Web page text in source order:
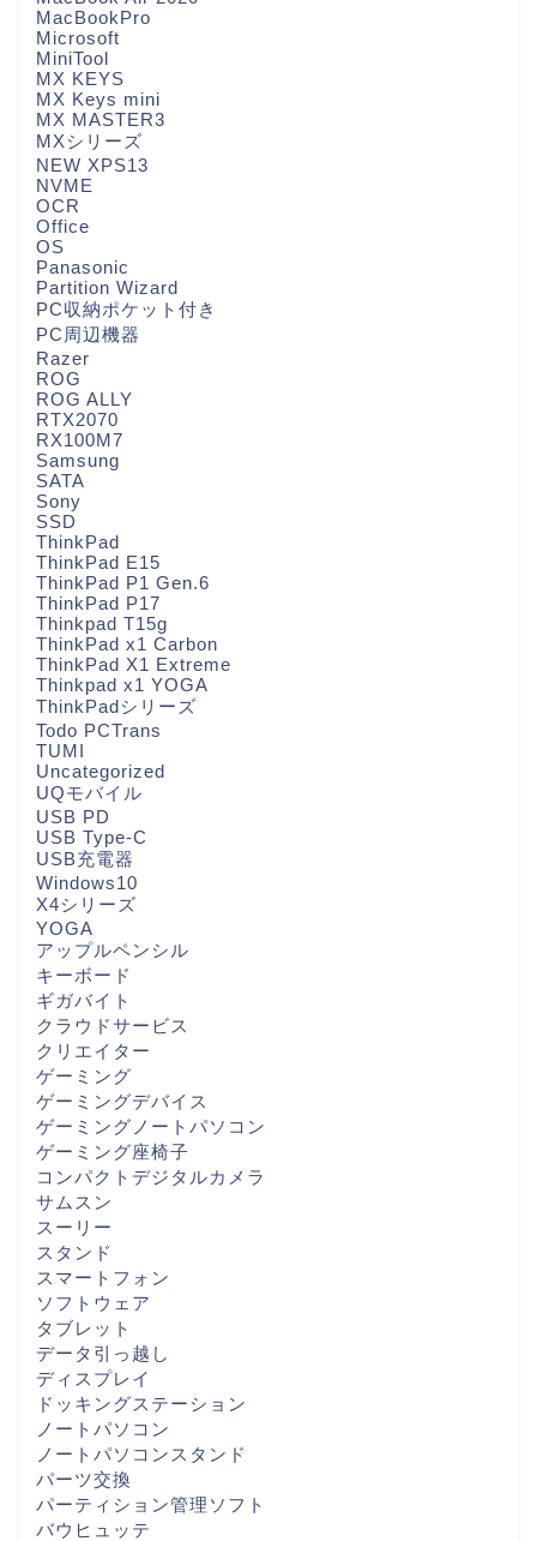
MacBookPro
Microsoft
MiniTool
MX KEYS
MX Keys mini
MX MASTER3
MXシリーズ
NEW XPS13
NVME
OCR
Office
OS
Panasonic
Partition Wizard
PC収納ポケット付き
PC周辺機器
Razer
ROG
ROG ALLY
RTX2070
RX100M7
Samsung
SATA
Sony
SSD
ThinkPad
ThinkPad E15
ThinkPad P1 Gen.6
ThinkPad P17
Thinkpad T15g
ThinkPad x1 Carbon
ThinkPad X1 Extreme
Thinkpad x1 YOGA
ThinkPadシリーズ
Todo PCTrans
TUMI
Uncategorized
UQモバイル
USB PD
USB Type-C
USB充電器
Windows10
X4シリーズ
YOGA
アップルペンシル
キーボード
ギガバイト
クラウドサービス
クリエイター
ゲーミング
ゲーミングデバイス
ゲーミングノートパソコン
ゲーミング座椅子
コンパクトデジタルカメラ
サムスン
スーリー
スタンド
スマートフォン
ソフトウェア
タブレット
データ引っ越し
ディスプレイ
ドッキングステーション
ノートパソコン
ノートパソコンスタンド
パーツ交換
パーティション管理ソフト
バウヒュッテ